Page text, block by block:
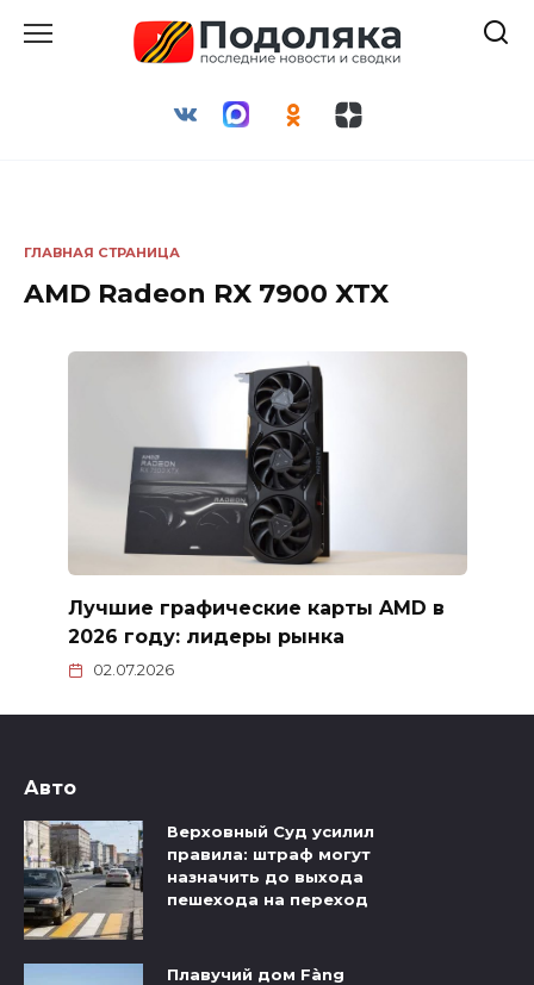
ГЛАВНАЯ СТРАНИЦА
AMD Radeon RX 7900 XTX
Лучшие графические карты AMD в
2026 году: лидеры рынка
02.07.2026
Авто
Верховный Суд усилил
правила: штраф могут
назначить до выхода
пешехода на переход
Плавучий дом Fàng